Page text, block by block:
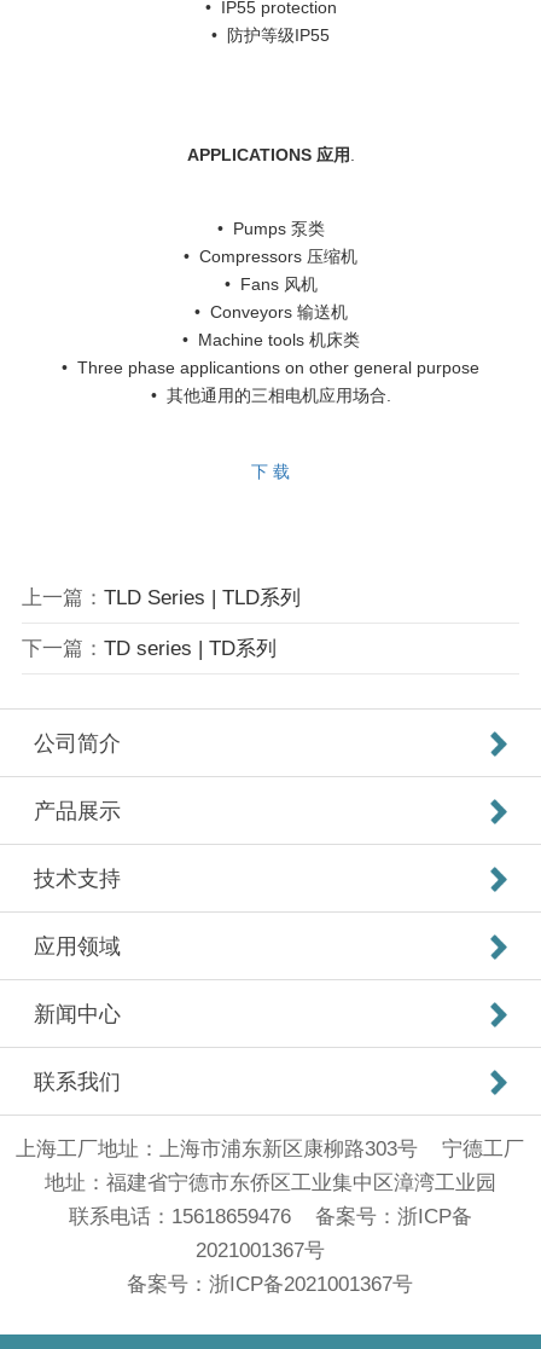
• IP55 protection
• 防护等级IP55
APPLICATIONS 应用.
• Pumps 泵类
• Compressors 压缩机
• Fans 风机
• Conveyors 输送机
• Machine tools 机床类
• Three phase applicantions on other general purpose
• 其他通用的三相电机应用场合.
下 载
上一篇： TLD Series | TLD系列
下一篇： TD series | TD系列
公司简介
产品展示
技术支持
应用领域
新闻中心
联系我们
上海工厂地址：上海市浦东新区康柳路303号 宁德工厂
地址：福建省宁德市东侨区工业集中区漳湾工业园
联系电话：15618659476 备案号： 浙ICP备
2021001367号
备案号：浙ICP备2021001367号